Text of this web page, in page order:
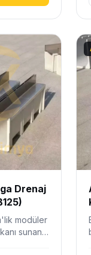
Drenaj
modüler
sunan,